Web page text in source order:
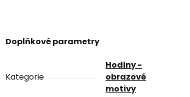
Doplňkové parametry
Kategorie
Hodiny -
obrazové
motivy